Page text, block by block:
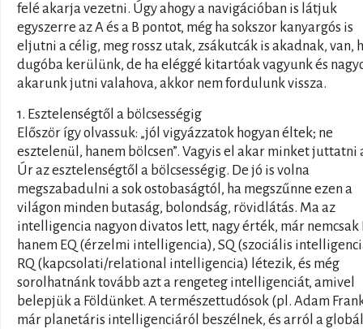
felé akarja vezetni. Úgy ahogy a navigációban is látjuk
egyszerre az A és a B pontot, még ha sokszor kanyargós is
eljutni a célig, meg rossz utak, zsákutcák is akadnak, van,
dugóba kerülünk, de ha eléggé kitartóak vagyunk és
akarunk jutni valahova, akkor nem fordulunk vissza.
1. Esztelenségtől a bölcsességig
Először így olvassuk: „jól vigyázzatok hogyan éltek; ne
esztelenül, hanem bölcsen”. Vagyis el akar minket juttatni
Úr az esztelenségtől a bölcsességig. De jó is volna
megszabadulni a sok ostobaságtól, ha megszűnne ezen a
világon minden butaság, bolondság, rövidlátás. Ma az
intelligencia nagyon divatos lett, nagy érték, már nemcsak
hanem EQ (érzelmi intelligencia), SQ (szociális
RQ (kapcsolati/relational intelligencia) létezik, és még
sorolhatnánk tovább azt a rengeteg intelligenciát, amivel
belepjük a Földünket. A természettudósok (pl. Adam
már planetáris intelligenciáról beszélnek, és arról a